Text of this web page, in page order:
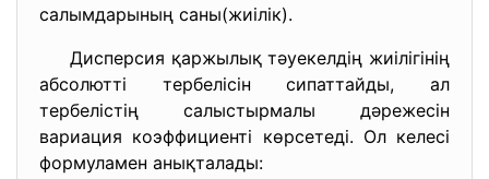
салымдарының саны(жиілік).
Дисперсия қаржылық тәуекелдің жиілігінің
абсолютті тербелісін сипаттайды, ал
тербелістің салыстырмалы дәрежесін
вариация коэффициенті көрсетеді. Ол келесі
формуламен анықталады: